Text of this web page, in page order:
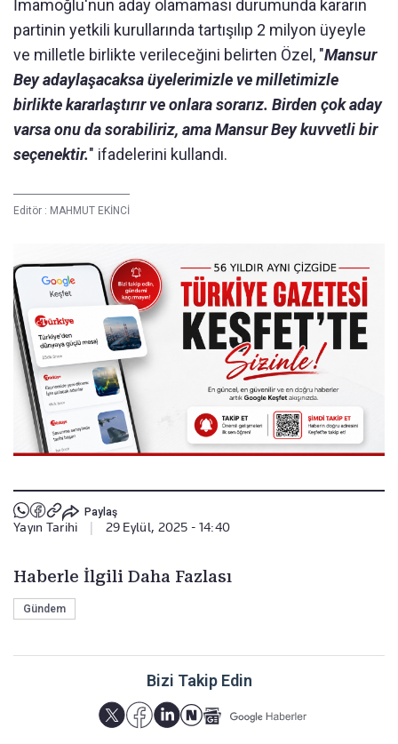
İmamoğlu'nun aday olamaması durumunda kararın
partinin yetkili kurullarında tartışılıp 2 milyon üyeyle
ve milletle birlikte verileceğini belirten Özel, "Mansur
Bey adaylaşacaksa üyelerimizle ve milletimizle
birlikte kararlaştırır ve onlara sorarız. Birden çok aday
varsa onu da sorabiliriz, ama Mansur Bey kuvvetli bir
seçenektir." ifadelerini kullandı.
Editör : MAHMUT EKİNCİ
Paylaş
Yayın Tarihi 29 Eylül, 2025 - 14:40
Haberle İlgili Daha Fazlası
Gündem
Bizi Takip Edin